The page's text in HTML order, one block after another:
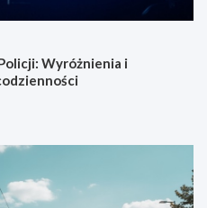
Wyróżnienia i